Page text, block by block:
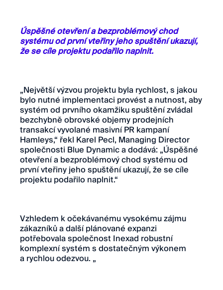
Úspěšné otevření a bezproblémový chod
systému od první vteřiny jeho spuštění ukazují,
že se cíle projektu podařilo naplnit.
„Největší výzvou projektu byla rychlost, s jakou
bylo nutné implementaci provést a nutnost, aby
systém od prvního okamžiku spuštění zvládal
bezchybně obrovské objemy prodejních
transakcí vyvolané masivní PR kampaní
Hamleys,“ řekl Karel Pecl, Managing Director
společnosti Blue Dynamic a dodává: „Úspěšné
otevření a bezproblémový chod systému od
první vteřiny jeho spuštění ukazují, že se cíle
projektu podařilo naplnit.“
Vzhledem k očekávanému vysokému zájmu
zákazníků a další plánované expanzi
potřebovala společnost Inexad robustní
komplexní systém s dostatečným výkonem
a rychlou odezvou. „